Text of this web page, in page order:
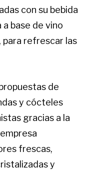
con su bebida
base de vino
para refrescar las
de
y cócteles
gracias a la
frescas,
y